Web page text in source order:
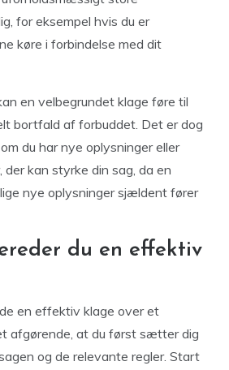
for eksempel hvis du er
køre i forbindelse med dit
en velbegrundet klage føre til
bortfald af forbuddet. Det er dog
du har nye oplysninger eller
kan styrke din sag, da en
nye oplysninger sjældent fører
du en effektiv
en effektiv klage over et
afgørende, at du først sætter dig
og de relevante regler. Start